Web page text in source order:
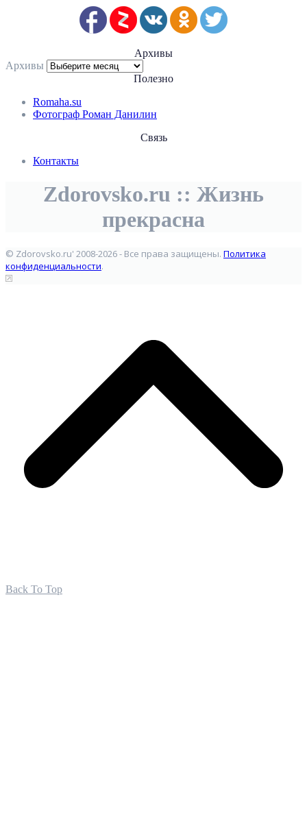
Архивы
Архивы
Полезно
Romaha.su
Фотограф Роман Данилин
Связь
Контакты
Zdorovsko.ru :: Жизнь
прекрасна
© Zdorovsko.ru' 2008-2026 - Все права защищены. Политика
конфиденциальности.
Back To Top